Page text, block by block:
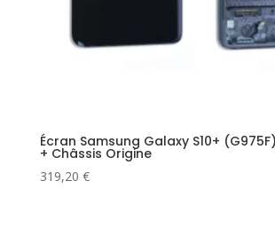
Écran Samsung Galaxy S10+
+ Châssis Origine
319,20 €